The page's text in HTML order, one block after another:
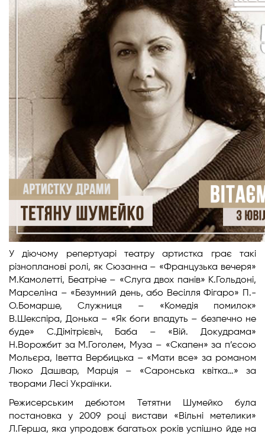
У діючому репертуарі театру артистка грає такі
різнопланові ролі, як Сюзанна – «Французька вечеря»
М.Камолетті, Беатріче – «Слуга двох панів» К.Гольдоні,
Марселіна – «Безумний день, або Весілля Фігаро» П.-
О.Бомарше, Служниця – «Комедія помилок»
В.Шекспіра, Донька – «Як боги впадуть – безпечно не
буде» С.Дімітрієвіч, Баба – «Вій. Докудрама»
Н.Ворожбит за М.Гоголем, Муза – «Скапен» за п’єсою
Мольєра, Іветта Вербицька – «Мати все» за романом
Люко Дашвар, Марція – «Саронська квітка…» за
творами Лесі Українки.
Режисерським дебютом Тетятни Шумейко була
постановка у 2009 році вистави «Вільні метелики»
Л.Герша, яка упродовж багатьох років успішно йде на